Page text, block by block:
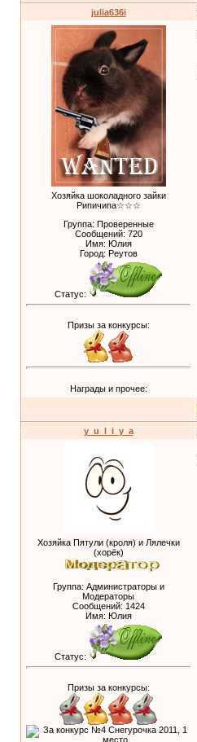
julia636i
Хозяйка шоколадного зайки
Рипичипа☆☆☆
Группа: Проверенные
Сообщений: 720
Имя: Юлия
Город: Реутов
Статус:
Призы за конкурсы:
Награды и прочее:
y_u_l_i_y_a
Хозяйка Пятули (кроля) и Лялечки
(хорёк)
Группа: Администраторы и
Модераторы
Сообщений: 1424
Имя: Юлия
Статус:
Призы за конкурсы: